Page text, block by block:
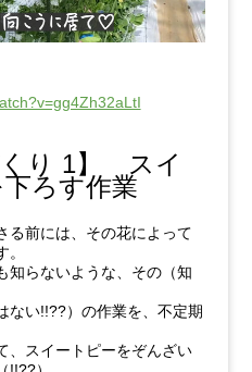
くり 1】 スイ
ろす作業
前には、 その花によって
知らないような、その（知
い!!??）の作業を、 不定期
スイートピーをぞんざい